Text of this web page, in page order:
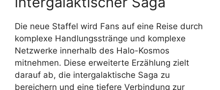
Die neue Staffel wird Fans auf eine Reise durch
komplexe Handlungsstränge und komplexe
Netzwerke innerhalb des Halo-Kosmos
mitnehmen. Diese erweiterte Erzählung zielt
darauf ab, die intergalaktische Saga zu
bereichern und eine tiefere Verbindung zur